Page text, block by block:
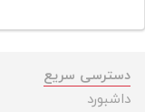
دسترسی سریع
داشبورد